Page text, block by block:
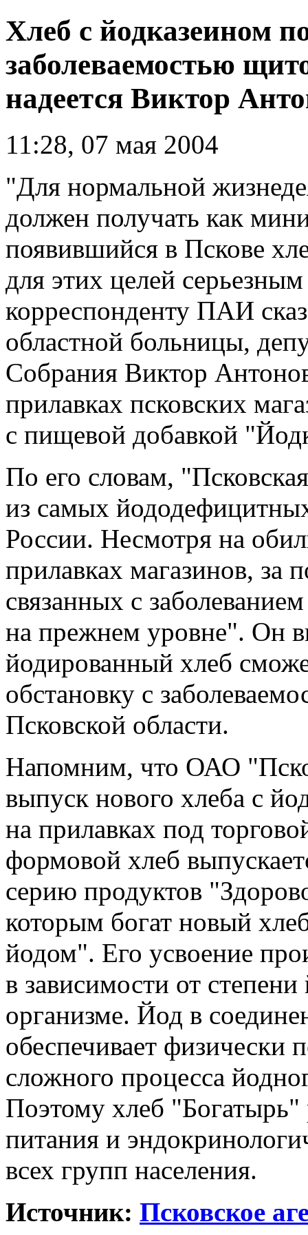
Хлеб с йодказеином
заболеваемостью
надеется Виктор
11:28, 07 мая 2004
"Для нормальной
должен получать как
появившийся в Пскове
для этих целей
корреспонденту ПАИ
областной больницы,
Собрания Виктор
прилавках псковских
с пищевой добавкой
По его словам,
из самых
России. Несмотря на
прилавках магазинов, за
связанных с
на прежнем уровне". Он
йодированный хлеб
обстановку с
Псковской области.
Напомним, что ОАО
выпуск нового хлеба с
на прилавках под
формовой хлеб
серию продуктов
которым богат новый
йодом". Его усвоение
в зависимости от
организме. Йод в
обеспечивает физически
сложного процесса
Поэтому хлеб
питания и
всех групп населения.
Источник: Псковское